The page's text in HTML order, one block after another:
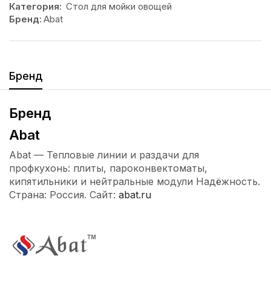
Категория: Стол для мойки овощей
Бренд: Abat
Бренд
Бренд
Abat
Abat — Тепловые линии и раздачи для
профкухонь: плиты, пароконвектоматы,
кипятильники и нейтральные модули Надёжность.
Страна: Россия. Сайт: abat.ru